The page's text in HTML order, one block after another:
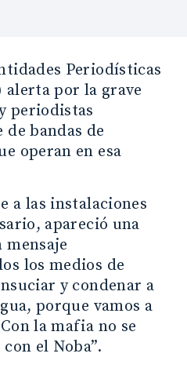
Periodísticas
alerta por la grave
periodistas
bandas de
operan en esa
a las instalaciones
apareció una
mensaje
los medios de
y condenar a
porque vamos a
la mafia no se
el Noba”.